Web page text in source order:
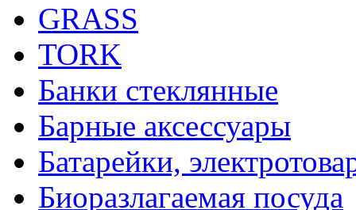
GRASS
TORK
Банки стеклянные
Барные аксессуары
Батарейки,
Биоразлагаемая посуда